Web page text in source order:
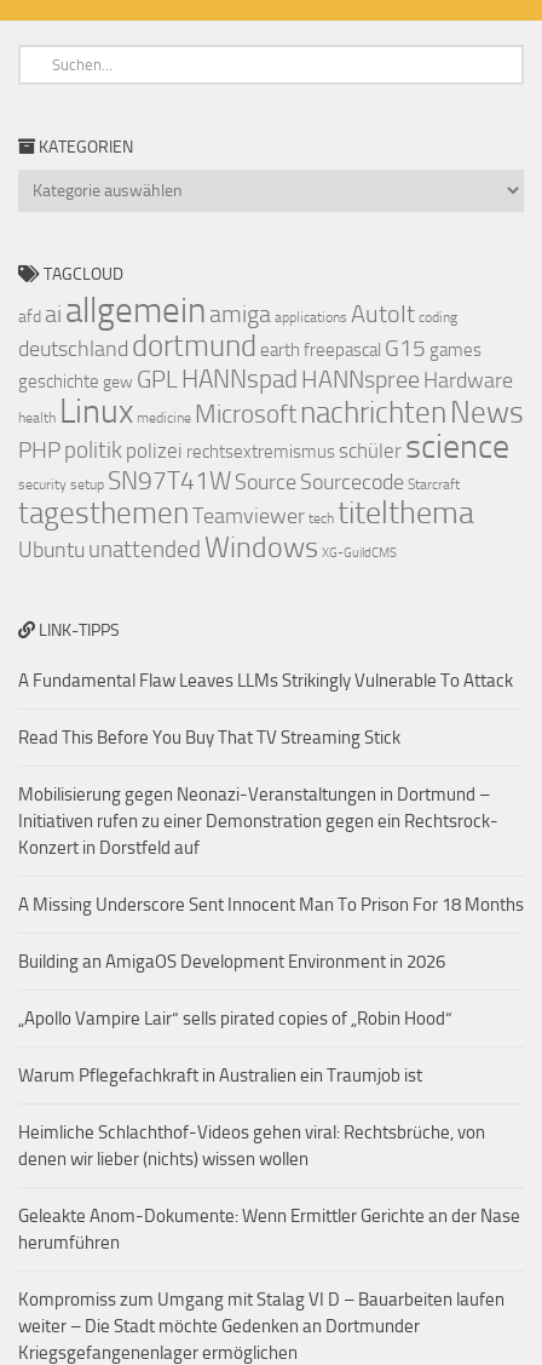
KATEGORIEN
TAGCLOUD
afd ai allgemein amiga applications AutoIt coding
deutschland dortmund earth freepascal G15 games
geschichte gew GPL HANNspad HANNspree Hardware
health Linux medicine Microsoft nachrichten News
PHPpolitik polizei rechtsextremismus schüler science
security setup SN97T41WSource Sourcecode Starcraft
tagesthemenTeamviewer tech titelthema
Ubuntu unattended Windows XG-GuildCMS
LINK-TIPPS
A Fundamental Flaw Leaves LLMs Strikingly Vulnerable To Attack
Read This Before You Buy That TV Streaming Stick
Mobilisierung gegen Neonazi-Veranstaltungen in Dortmund –
Initiativen rufen zu einer Demonstration gegen ein Rechtsrock-
Konzert in Dorstfeld auf
A Missing Underscore Sent Innocent Man To Prison For 18 Months
Building an AmigaOS Development Environment in 2026
„Apollo Vampire Lair“ sells pirated copies of „Robin Hood“
Warum Pflegefachkraft in Australien ein Traumjob ist
Heimliche Schlachthof-Videos gehen viral: Rechtsbrüche, von
denen wir lieber (nichts) wissen wollen
Geleakte Anom-Dokumente: Wenn Ermittler Gerichte an der Nase
herumführen
Kompromiss zum Umgang mit Stalag VI D – Bauarbeiten laufen
weiter – Die Stadt möchte Gedenken an Dortmunder
Kriegsgefangenenlager ermöglichen